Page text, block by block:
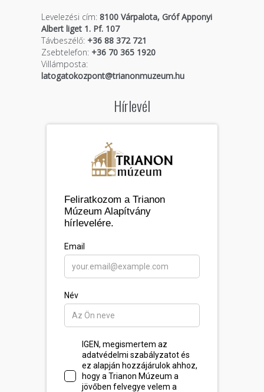
Levelezési cím: 8100 Várpalota, Gróf Apponyi
Albert liget 1. Pf. 107
Távbeszélő:+36 88 372 721
Zsebtelefon:+36 70 365 1920
Villámposta:
latogatokozpont@trianonmuzeum.hu
Hírlevél